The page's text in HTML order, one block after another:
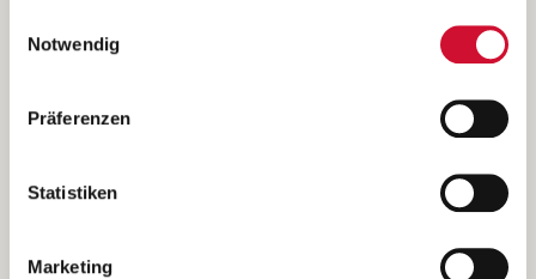
Wenn Sie auf „Cookies zulassen“ klicken, so stimmen
Sie der Speicherung sämtlicher Cookies zu. Sie können
Ihre Einwilligung selbstverständlich jederzeit widerrufen,
indem Sie die Cookie-Einstellungen aufrufen und diese
unsererDatenschutzerklärung
Notwendig
Präferenzen
Statistiken
Marketing
Betreiber der Webseite
Kantstraße 45a
(Ein Tochterunternehmen des AWO Bezirksverbandes Unterfranken
e.V.)